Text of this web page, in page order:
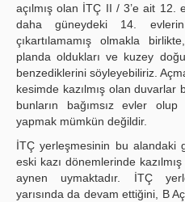
açılmış olan İTÇ II / 3’e ait
daha güneydeki 14.
çıkartılamamış olmakla
planda oldukları ve kuzey
benzediklerini söyleyebiliriz.
kesimde kazılmış olan duvarlar
bunların bağımsız evler olup
yapmak mümkün değildir.
İTÇ yerleşmesinin bu alandaki
eski kazı dönemlerinde
aynen uymaktadır. İTÇ
yarısında da devam ettiğini, B